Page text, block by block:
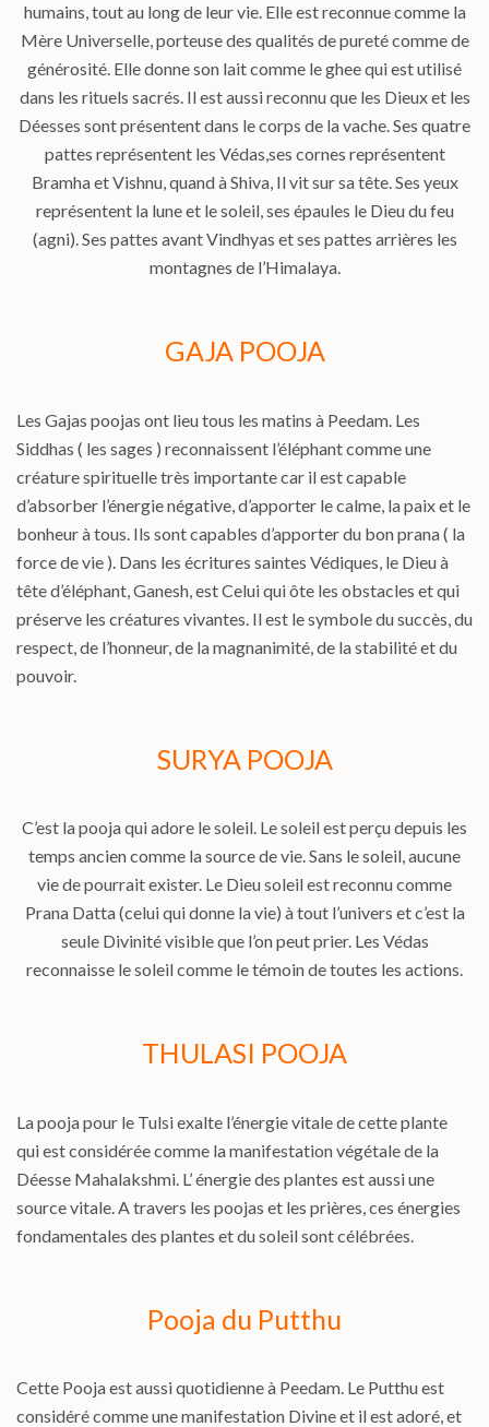
humains, tout au long de leur vie. Elle est reconnue comme la
Mère Universelle, porteuse des qualités de pureté comme de
générosité. Elle donne son lait comme le ghee qui est utilisé
dans les rituels sacrés. Il est aussi reconnu que les Dieux et les
Déesses sont présentent dans le corps de la vache. Ses quatre
pattes représentent les Védas,ses cornes représentent
Bramha et Vishnu, quand à Shiva, Il vit sur sa tête. Ses yeux
représentent la lune et le soleil, ses épaules le Dieu du feu
(agni). Ses pattes avant Vindhyas et ses pattes arrières les
montagnes de l’Himalaya.
GAJA POOJA
Les Gajas poojas ont lieu tous les matins à Peedam. Les
Siddhas ( les sages ) reconnaissent l’éléphant comme une
créature spirituelle très importante car il est capable
d’absorber l’énergie négative, d’apporter le calme, la paix et le
bonheur à tous. Ils sont capables d’apporter du bon prana ( la
force de vie ). Dans les écritures saintes Védiques, le Dieu à
tête d’éléphant, Ganesh, est Celui qui ôte les obstacles et qui
préserve les créatures vivantes. Il est le symbole du succès, du
respect, de l’honneur, de la magnanimité, de la stabilité et du
pouvoir.
SURYA POOJA
C’est la pooja qui adore le soleil. Le soleil est perçu depuis les
temps ancien comme la source de vie. Sans le soleil, aucune
vie de pourrait exister. Le Dieu soleil est reconnu comme
Prana Datta (celui qui donne la vie) à tout l’univers et c’est la
seule Divinité visible que l’on peut prier. Les Védas
reconnaisse le soleil comme le témoin de toutes les actions.
THULASI POOJA
La pooja pour le Tulsi exalte l’énergie vitale de cette plante
qui est considérée comme la manifestation végétale de la
Déesse Mahalakshmi. L’ énergie des plantes est aussi une
source vitale. A travers les poojas et les prières, ces énergies
fondamentales des plantes et du soleil sont célébrées.
Pooja du Putthu
Cette Pooja est aussi quotidienne à Peedam. Le Putthu est
considéré comme une manifestation Divine et il est adoré, et